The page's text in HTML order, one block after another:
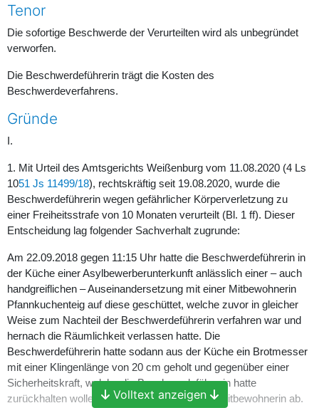
Tenor
Die sofortige Beschwerde der Verurteilten wird als unbegründet
verworfen.
Die Beschwerdeführerin trägt die Kosten des
Beschwerdeverfahrens.
Gründe
I.
1. Mit Urteil des Amtsgerichts Weißenburg vom 11.08.2020 (4 Ls
1051 Js 11499/18), rechtskräftig seit 19.08.2020, wurde die
Beschwerdeführerin wegen gefährlicher Körperverletzung zu
einer Freiheitsstrafe von 10 Monaten verurteilt (Bl. 1 ff). Dieser
Entscheidung lag folgender Sachverhalt zugrunde:
Am 22.09.2018 gegen 11:15 Uhr hatte die Beschwerdeführerin in
der Küche einer Asylbewerberunterkunft anlässlich einer – auch
handgreiflichen – Auseinandersetzung mit einer Mitbewohnerin
Pfannkuchenteig auf diese geschüttet, welche zuvor in gleicher
Weise zum Nachteil der Beschwerdeführerin verfahren war und
hernach die Räumlichkeit verlassen hatte. Die
Beschwerdeführerin hatte sodann aus der Küche ein Brotmesser
mit einer Klingenlänge von 20 cm geholt und gegenüber einer
Sicherheitskraft, welche die Beschwerdeführerin hatte
zurückhalten wollen, geäußert, sie steche die Mitbewohnerin ab.
Volltext anzeigen